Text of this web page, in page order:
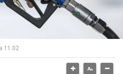
11:02